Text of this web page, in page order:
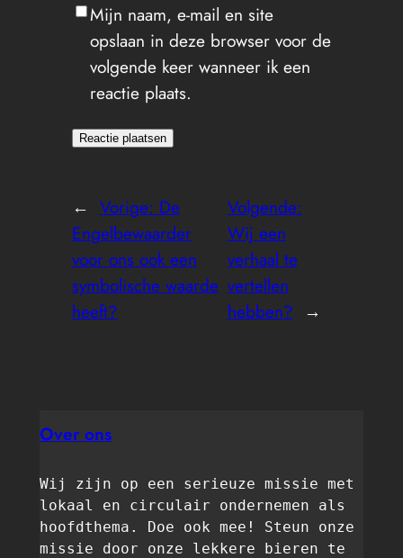
Mijn naam, e-mail en site
opslaan in deze browser voor de
volgende keer wanneer ik een
reactie plaats.
← Vorige: De
Engelbewaarder
voor ons ook een
symbolische waarde
heeft?
Volgende:
Wij een
verhaal te
vertellen
hebben? →
Over ons
Wij zijn op een serieuze missie met
lokaal en circulair ondernemen als
hoofdthema. Doe ook mee! Steun onze
missie door onze lekkere bieren te